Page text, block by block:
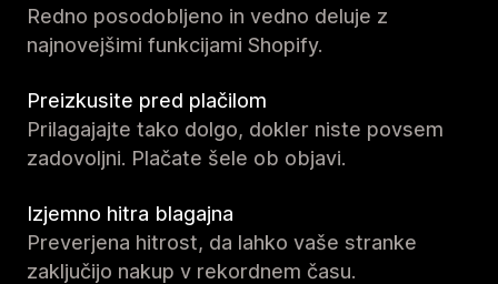
Redno posodobljeno in vedno deluje z
najnovejšimi funkcijami Shopify.
Preizkusite pred plačilom
Prilagajajte tako dolgo, dokler niste povsem
zadovoljni. Plačate šele ob objavi.
Izjemno hitra blagajna
Preverjena hitrost, da lahko vaše stranke
zaključijo nakup v rekordnem času.